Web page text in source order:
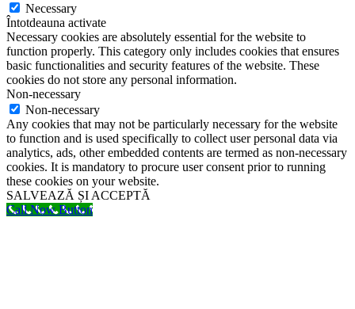
Necessary
Întotdeauna activate
Necessary cookies are absolutely essential for the website to
function properly. This category only includes cookies that ensures
basic functionalities and security features of the website. These
cookies do not store any personal information.
Non-necessary
Non-necessary
Any cookies that may not be particularly necessary for the website
to function and is used specifically to collect user personal data via
analytics, ads, other embedded contents are termed as non-necessary
cookies. It is mandatory to procure user consent prior to running
these cookies on your website.
SALVEAZĂ ȘI ACCEPTĂ
Call Now Button